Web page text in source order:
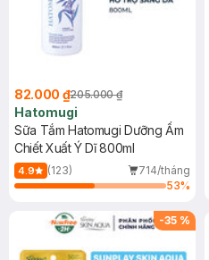
82.000 ₫205.000 ₫
Hatomugi
Sữa Tắm Hatomugi Dưỡng Ẩm
Chiết Xuất Ý Dĩ 800ml
4.9 (123)
714/tháng
53%
-35 %